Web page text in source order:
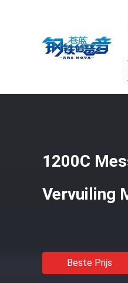
1200C
Vervuiling
Beste Prijs